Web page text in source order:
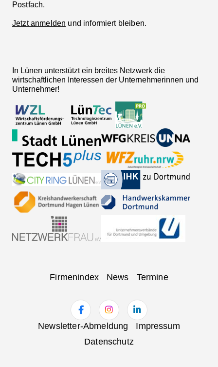
Postfach.
Jetzt anmelden und informiert bleiben.
In Lünen unterstützt ein breites Netzwerk die
wirtschaftlichen Interessen der Unternehmerinnen und
Unternehmer!
Firmenindex News Termine
NavigationNewsletter-Abmeldung
Impressum
Datenschutz